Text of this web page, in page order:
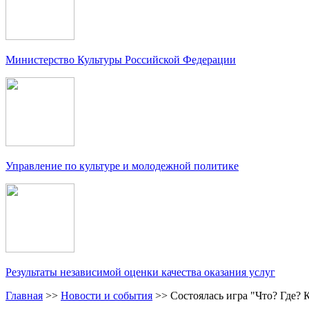
Министерство Культуры Российской Федерации
Управление по культуре и молодежной политике
Результаты независимой оценки качества оказания услуг
Главная >> Новости и события >> Состоялась игра "Что? Где?